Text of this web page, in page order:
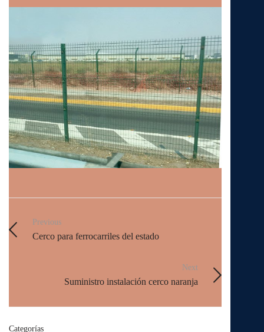
Previous
Cerco para ferrocarriles del estado
Next
Suministro instalación cerco naranja
Categorías